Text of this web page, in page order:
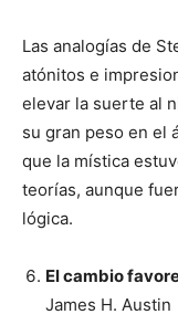
Las analogías de
atónitos e
elevar la suerte al
su gran peso en el
que la mística
teorías, aunque
lógica.
El cambio
James H. Austin